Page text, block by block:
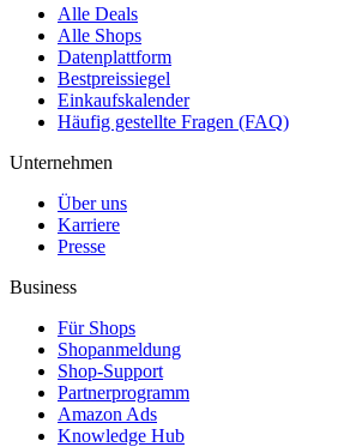
Alle Deals
Alle Shops
Datenplattform
Bestpreissiegel
Einkaufskalender
Häufig gestellte Fragen (FAQ)
Unternehmen
Über uns
Karriere
Presse
Business
Für Shops
Shopanmeldung
Shop-Support
Partnerprogramm
Amazon Ads
Knowledge Hub